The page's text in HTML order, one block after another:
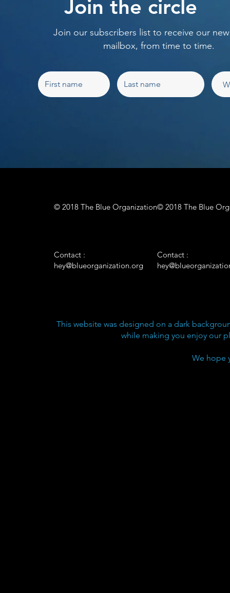
Join the circle
Join our subscribers list to receive our
mailbox, from time to time.
© 2018 The Blue Organization© 2018 The Blue
Contact :
hey@blueorganization.org
Contact :
This website was designed on a dark
while making you enjoy our
We hope